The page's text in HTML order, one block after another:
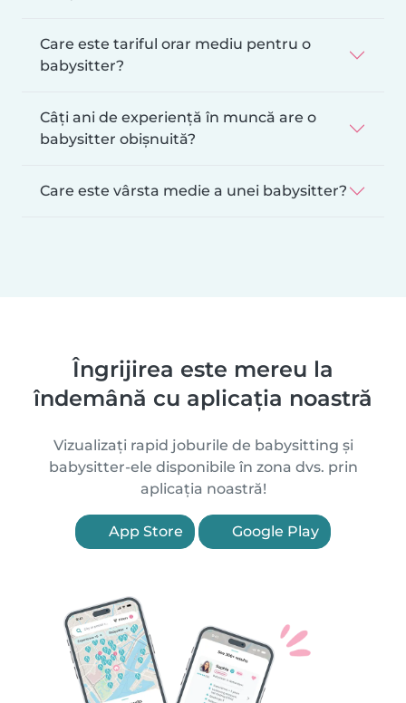
Care este tariful orar mediu pentru o
babysitter?
Câți ani de experiență în muncă are o
babysitter obișnuită?
Care este vârsta medie a unei babysitter?
Îngrijirea este mereu la
îndemână cu aplicația noastră
Vizualizați rapid joburile de babysitting și
babysitter-ele disponibile în zona dvs. prin
aplicația noastră!
App Store Google Play